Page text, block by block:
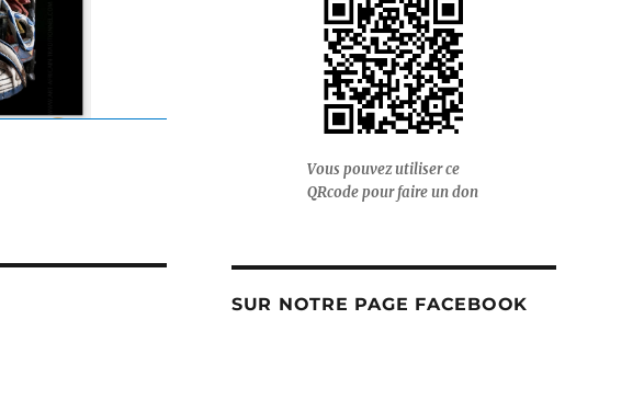
Vous pouvez utiliser ce
QRcode pour faire un don
SUR NOTRE PAGE FACEBOOK